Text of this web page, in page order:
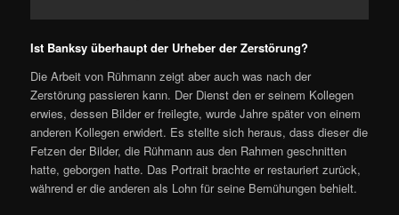
Ist Banksy überhaupt der Urheber der Zerstörung?
Die Arbeit von Rühmann zeigt aber auch was nach der
Zerstörung passieren kann. Der Dienst den er seinem Kollegen
erwies, dessen Bilder er freilegte, wurde Jahre später von einem
anderen Kollegen erwidert. Es stellte sich heraus, dass dieser die
Fetzen der Bilder, die Rühmann aus den Rahmen geschnitten
hatte, geborgen hatte. Das Portrait brachte er restauriert zurück,
während er die anderen als Lohn für seine Bemühungen behielt.